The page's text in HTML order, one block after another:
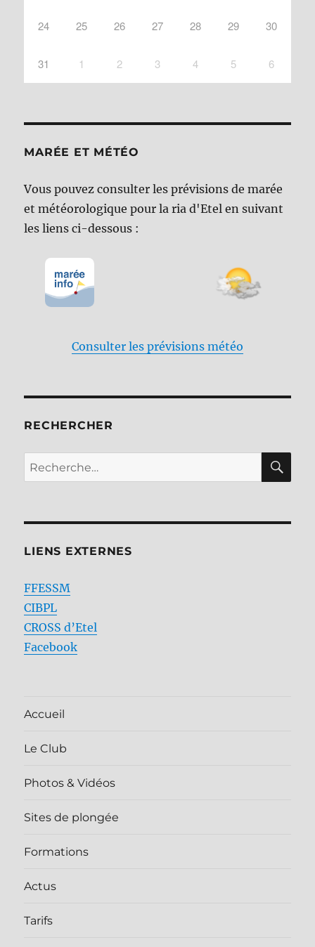
24 25 26 27 28 29 30
31 1 2 3 4 5 6
MARÉE ET MÉTÉO
Vous pouvez consulter les prévisions de marée
et météorologique pour la ria d'Etel en suivant
les liens ci-dessous :
Consulter les prévisions météo
RECHERCHER
Recherche
pour :
LIENS EXTERNES
FFESSM
CIBPL
CROSS d’Etel
Facebook
Accueil
Le Club
Photos & Vidéos
Sites de plongée
Formations
Actus
Tarifs